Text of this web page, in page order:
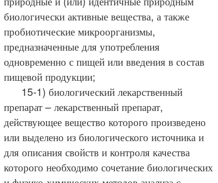
биологически активные вещества, а также
пробиотические микроорганизмы,
предназначенные для употребления
одновременно с пищей или введения в состав
пищевой продукции;
15-1) биологический лекарственный
препарат – лекарственный препарат,
действующее вещество которого произведено
или выделено из биологического источника и
для описания свойств и контроля качества
которого необходимо сочетание биологических